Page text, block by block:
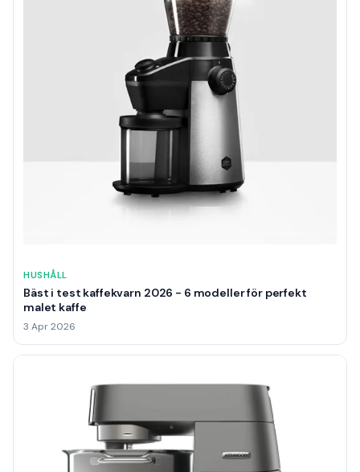
HUSHÅLL
Bäst i test kaffekvarn 2026 - 6 modeller för perfekt
malet kaffe
3 Apr 2026